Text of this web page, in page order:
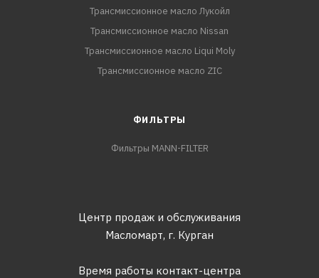
Трансмиссионное масло Лукойл
Трансмиссионное масло Nissan
Трансмиссионное масло Liqui Moly
Трансмиссионное масло ZIC
ФИЛЬТРЫ
Фильтры MANN-FILTER
Центр продаж и обслуживания
Масломарт, г. Курган
Время работы контакт-центра